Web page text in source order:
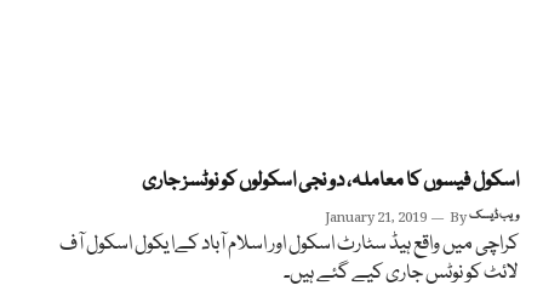
اسکول فیسوں کا معاملہ، دو نجی اسکولوں کو نوٹسز جاری
January 21, 2019 Byویب ڈیسک
کراچی میں واقع ہیڈ سٹارٹ اسکول اور اسلام آباد کےا یکول اسکول آف
لائٹ کو نوٹس جاری کیے گئے ہیں۔